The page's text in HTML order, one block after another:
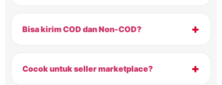
Bisa kirim COD dan Non-COD? +
Cocok untuk seller marketplace? +